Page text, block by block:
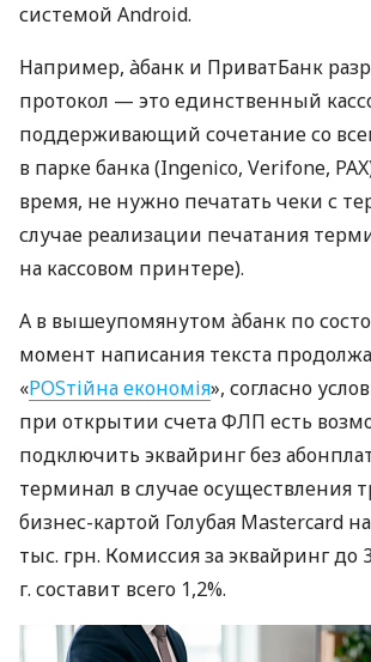
системой Android.
Например, àбанк и ПриватБанк
протокол — это единственный
поддерживающий сочетание со
в парке банка (Ingenico, Verifone,
время, не нужно печатать чеки с
случае реализации печатания
на кассовом принтере).
А в вышеупомянутом àбанк по
момент написания текста
«POSтійна економія», согласно
при открытии счета ФЛП есть
подключить эквайринг без
терминал в случае осуществления
бизнес-картой Голубая Mastercard
тыс. грн. Комиссия за эквайринг до
г. составит всего 1,2%.